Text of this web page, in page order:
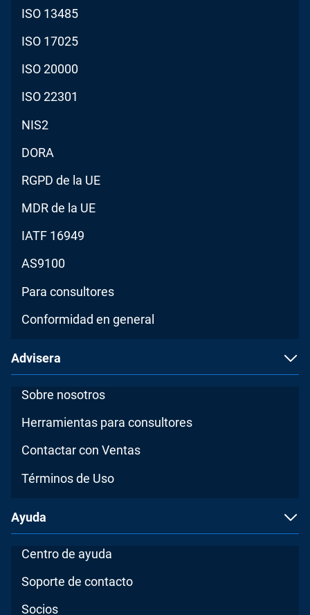
ISO 13485
ISO 17025
ISO 20000
ISO 22301
NIS2
DORA
RGPD de la UE
MDR de la UE
IATF 16949
AS9100
Para consultores
Conformidad en general
Advisera
Sobre nosotros
Herramientas para consultores
Contactar con Ventas
Términos de Uso
Ayuda
Centro de ayuda
Soporte de contacto
Socios